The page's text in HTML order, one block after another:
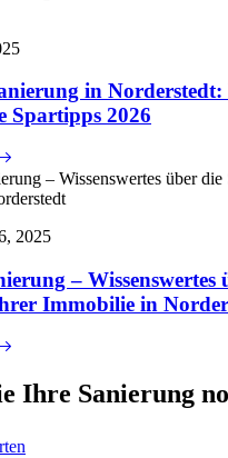
in
Spartipps 2026
2025
– Wissenswertes
Immobilie in
Ihre Sanierung